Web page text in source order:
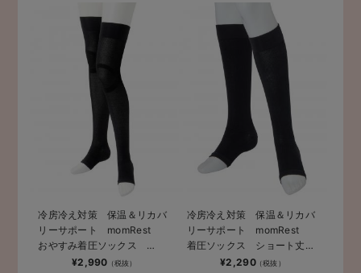
冷房冷え対策 保温＆リカバ
リーサポート momRest
おやすみ着圧ソックス
efe×ANGELIEBEコラボ 光
¥2,990
冷房冷え対策 保温＆リカバ
リーサポート momRest
着圧ソックス ショート丈
昼夜兼用 efe×ANGELIEBE
¥2,290